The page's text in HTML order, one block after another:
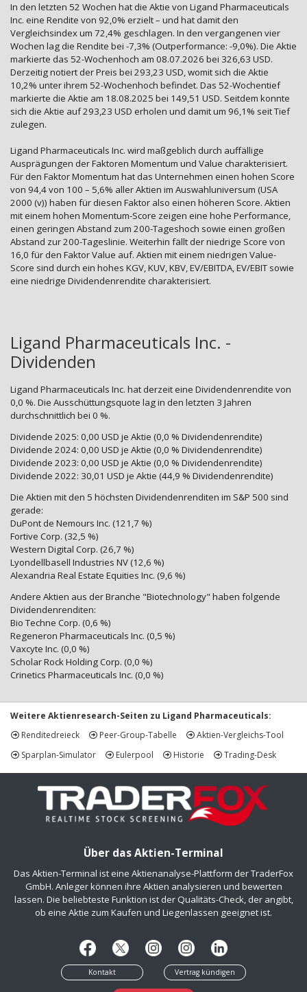
In den letzten 52 Wochen hat die Aktie von Ligand Pharmaceuticals
Inc. eine Rendite von 92,0% erzielt – und hat damit den
Vergleichsindex um 72,4% geschlagen. In den vergangenen vier
Wochen lag die Rendite bei -7,3% (Outperformance: -9,0%). Die Aktie
markierte das 52-Wochenhoch am 08.07.2026 bei 326,63 USD.
Derzeitig notiert der Preis bei 293,23 USD, womit sich die Aktie
10,2% unter ihrem 52-Wochenhoch befindet. Das 52-Wochentief
markierte die Aktie am 18.08.2025 bei 149,51 USD. Seitdem konnte
sich die Aktie auf 293,23 USD erholen und damit um 96,1% seit Tief
zulegen.
Ligand Pharmaceuticals Inc. wird maßgeblich durch auffällige
Ausprägungen der Faktoren Momentum und Value charakterisiert.
Für den Faktor Momentum hat das Unternehmen einen hohen Score
von 94,4 von 100 – 5,6% aller Aktien im Auswahluniversum (USA
2000 (v)) haben für diesen Faktor also einen höheren Score. Aktien
mit einem hohen Momentum-Score zeigen eine hohe Performance,
einen geringen Abstand zum 200-Tageshoch sowie einen großen
Abstand zur 200-Tageslinie. Weiterhin fällt der niedrige Score von
16,0 für den Faktor Value auf. Aktien mit einem niedrigen Value-
Score sind durch ein hohes KGV, KUV, KBV, EV/EBITDA, EV/EBIT sowie
eine niedrige Dividendenrendite charakterisiert.
Ligand Pharmaceuticals Inc. -
Dividenden
Ligand Pharmaceuticals Inc. hat derzeit eine Dividendenrendite von
0,0 %. Die Ausschüttungsquote lag in den letzten 3 Jahren
durchschnittlich bei 0 %.
Dividende 2025: 0,00 USD je Aktie (0,0 % Dividendenrendite)
Dividende 2024: 0,00 USD je Aktie (0,0 % Dividendenrendite)
Dividende 2023: 0,00 USD je Aktie (0,0 % Dividendenrendite)
Dividende 2022: 30,01 USD je Aktie (44,9 % Dividendenrendite)
Die Aktien mit den 5 höchsten Dividendenrenditen im S&P 500 sind
gerade:
DuPont de Nemours Inc. (121,7 %)
Fortive Corp. (32,5 %)
Western Digital Corp. (26,7 %)
Lyondellbasell Industries NV (12,6 %)
Alexandria Real Estate Equities Inc. (9,6 %)
Andere Aktien aus der Branche "Biotechnology" haben folgende
Dividendenrenditen:
Bio Techne Corp. (0,6 %)
Regeneron Pharmaceuticals Inc. (0,5 %)
Vaxcyte Inc. (0,0 %)
Scholar Rock Holding Corp. (0,0 %)
Crinetics Pharmaceuticals Inc. (0,0 %)
Weitere Aktienresearch-Seiten zu Ligand Pharmaceuticals:
Renditedreieck
Peer-Group-Tabelle
Aktien-Vergleichs-Tool
Sparplan-Simulator
Eulerpool Historie Trading-Desk
Über das Aktien-Terminal
Das Aktien-Terminal ist eine Aktienanalyse-Plattform der TraderFox
GmbH. Anleger können ihre Aktien analysieren und bewerten
lassen. Die beliebteste Funktion ist der Qualitäts-Check, der angibt,
ob eine Aktie zum Kaufen und Liegenlassen geeignet ist.
Kontakt Vertrag kündigen